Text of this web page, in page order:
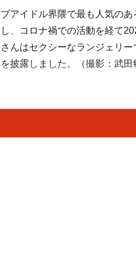
アイドル界隈で最も人気の
し、コロナ禍での活動を経て
んはセクシーなランジェリ
披露しました。（撮影：武
真集「Darling」では、黒髪
ビア界でも注目を集める彼女